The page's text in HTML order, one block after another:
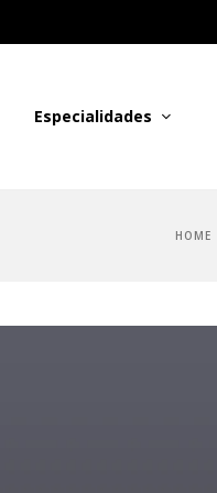
Especialidades
HOME